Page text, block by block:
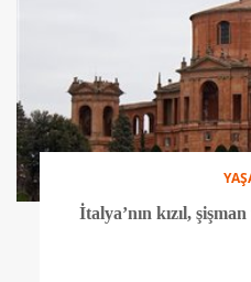
İtalya’nın kızıl,